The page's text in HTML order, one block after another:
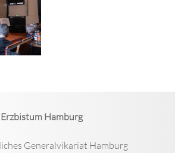
Erzbistum Hamburg
Generalvikariat Hamburg